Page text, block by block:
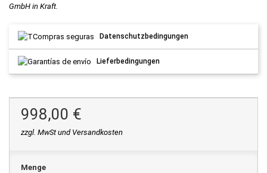
GmbH in Kraft.
Datenschutzbedingungen
Lieferbedingungen
998,00 €
zzgl. MwSt und Versandkosten
Menge